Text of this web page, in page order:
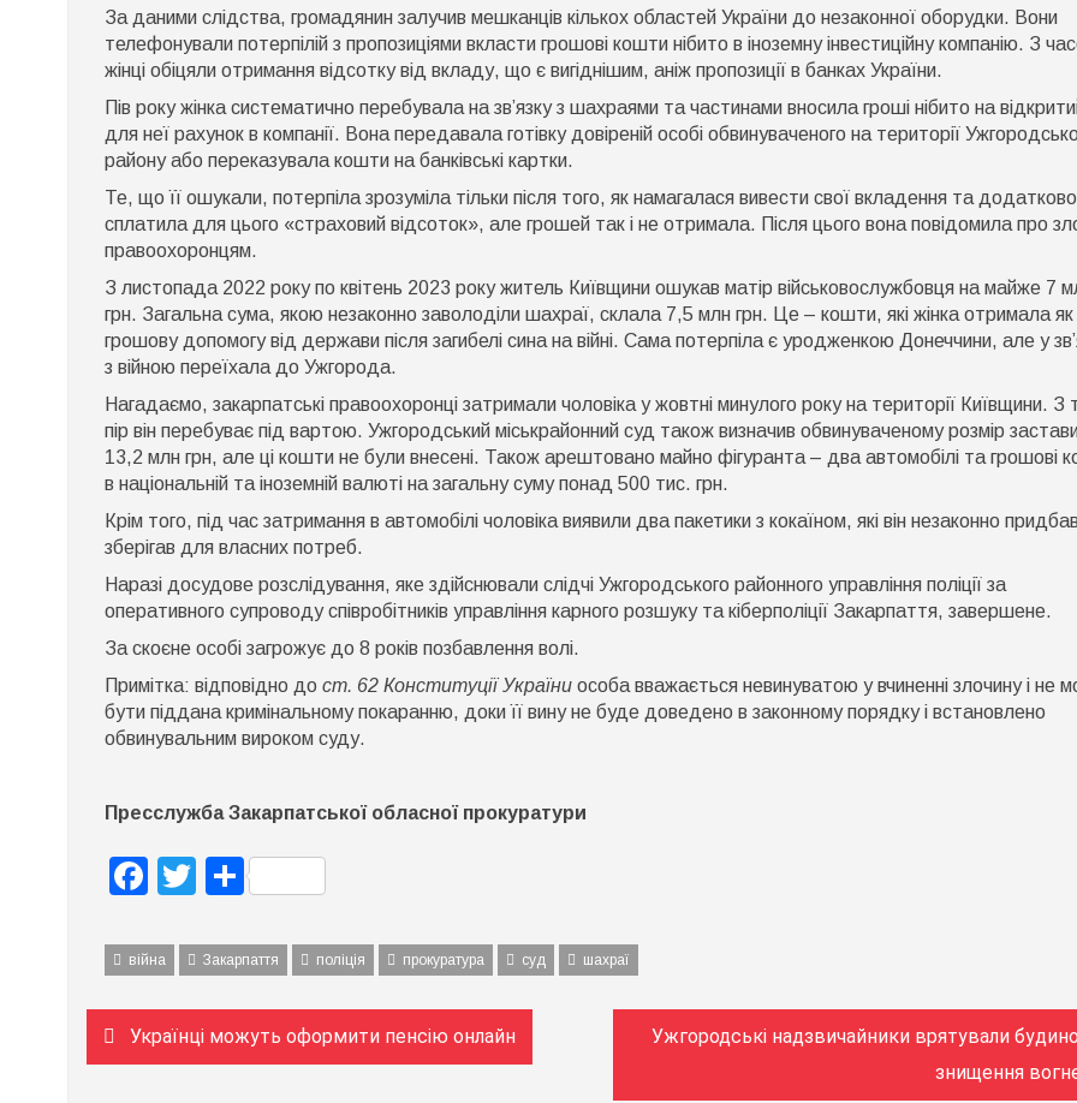
млн
грн
–
Закарпатті
судитимуть
мешканця
Київщини
За даними слідства, громадянин залучив мешканців кількох областей України до незаконної оборудки. Вони
телефонували потерпілій з пропозиціями вкласти грошові кошти нібито в іноземну інвестиційну компанію. З
жінці обіцяли отримання відсотку від вкладу, що є вигіднішим, аніж пропозиції в банках України.
Пів року жінка систематично перебувала на зв’язку з шахраями та частинами вносила гроші нібито на
для неї рахунок в компанії. Вона передавала готівку довіреній особі обвинуваченого на території
району або переказувала кошти на банківські картки.
Те, що її ошукали, потерпіла зрозуміла тільки після того, як намагалася вивести свої вкладення та додатково
сплатила для цього «страховий відсоток», але грошей так і не отримала. Після цього вона повідомила про
правоохоронцям.
З листопада 2022 року по квітень 2023 року житель Київщини ошукав матір військовослужбовця на майже 7
грн. Загальна сума, якою незаконно заволоділи шахраї, склала 7,5 млн грн. Це – кошти, які жінка отримала як
грошову допомогу від держави після загибелі сина на війні. Сама потерпіла є уродженкою Донеччини, але у
з війною переїхала до Ужгорода.
Нагадаємо, закарпатські правоохоронці затримали чоловіка у жовтні минулого року на території Київщини. З
пір він перебуває під вартою. Ужгородський міськрайонний суд також визначив обвинуваченому розмір
13,2 млн грн, але ці кошти не були внесені. Також арештовано майно фігуранта – два автомобілі та грошові
в національній та іноземній валюті на загальну суму понад 500 тис. грн.
Крім того, під час затримання в автомобілі чоловіка виявили два пакетики з кокаїном, які він незаконно придбав
зберігав для власних потреб.
Наразі досудове розслідування, яке здійснювали слідчі Ужгородського районного управління поліції за
оперативного супроводу співробітників управління карного розшуку та кіберполіції Закарпаття, завершене.
За скоєне особі загрожує до 8 років позбавлення волі.
Примітка: відповідно до ст. 62 Конституції України особа вважається невинуватою у вчиненні злочину і не
бути піддана кримінальному покаранню, доки її вину не буде доведено в законному порядку і встановлено
обвинувальним вироком суду.
Пресслужба Закарпатської обласної прокуратури
Facebook
Twitter
Поділитися
війна Закарпаття поліція прокуратура суд шахраї
Навігація
записів
Українці можуть оформити пенсію онлайн
Ужгородські надзвичайники врятували
знищення